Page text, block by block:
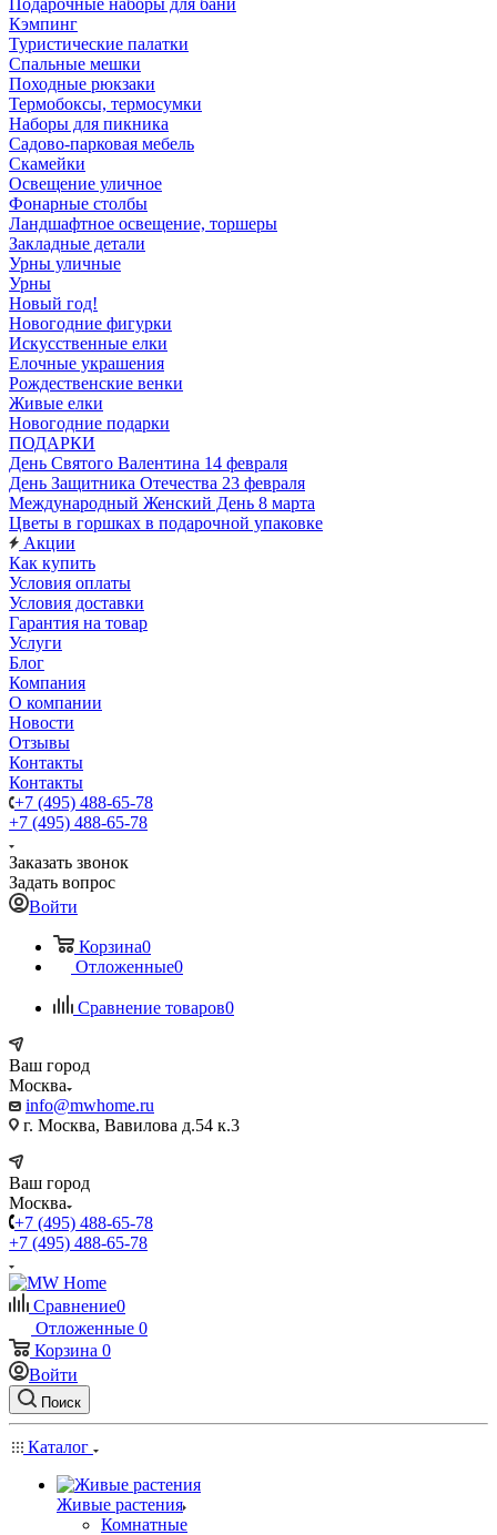
Подарочные наборы для бани
Кэмпинг
Туристические палатки
Спальные мешки
Походные рюкзаки
Термобоксы, термосумки
Наборы для пикника
Садово-парковая мебель
Скамейки
Освещение уличное
Фонарные столбы
Ландшафтное освещение, торшеры
Закладные детали
Урны уличные
Урны
Новый год!
Новогодние фигурки
Искусственные елки
Елочные украшения
Рождественские венки
Живые елки
Новогодние подарки
ПОДАРКИ
День Святого Валентина 14 февраля
День Защитника Отечества 23 февраля
Международный Женский День 8 марта
Цветы в горшках в подарочной упаковке
Акции
Как купить
Условия оплаты
Условия доставки
Гарантия на товар
Услуги
Блог
Компания
О компании
Новости
Отзывы
Контакты
Контакты
+7 (495) 488-65-78
+7 (495) 488-65-78
Заказать звонок
Задать вопрос
Войти
Корзина0
Отложенные0
Сравнение товаров0
Ваш город
Москва
info@mwhome.ru
г. Москва, Вавилова д.54 к.3
Ваш город
Москва
+7 (495) 488-65-78
+7 (495) 488-65-78
Сравнение0
Отложенные 0
Корзина 0
Войти
Поиск
Каталог
Живые растения
Комнатные